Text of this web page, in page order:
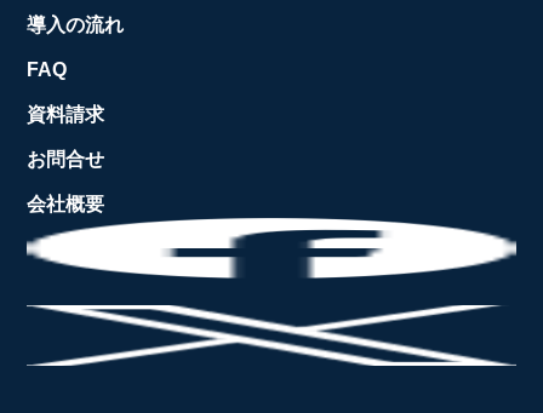
導入の流れ
FAQ
資料請求
お問合せ
会社概要